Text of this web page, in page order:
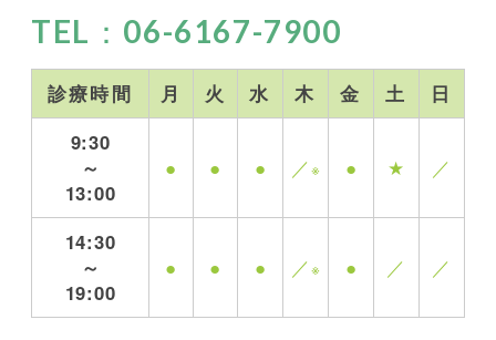
TEL：06-6167-7900
診療時間 月 火 水 木 金 土
日
9:30
～
13:00
● ● ● ／※ ● ★ ／
14:30
～
19:00
● ● ● ／※ ● ／ ／